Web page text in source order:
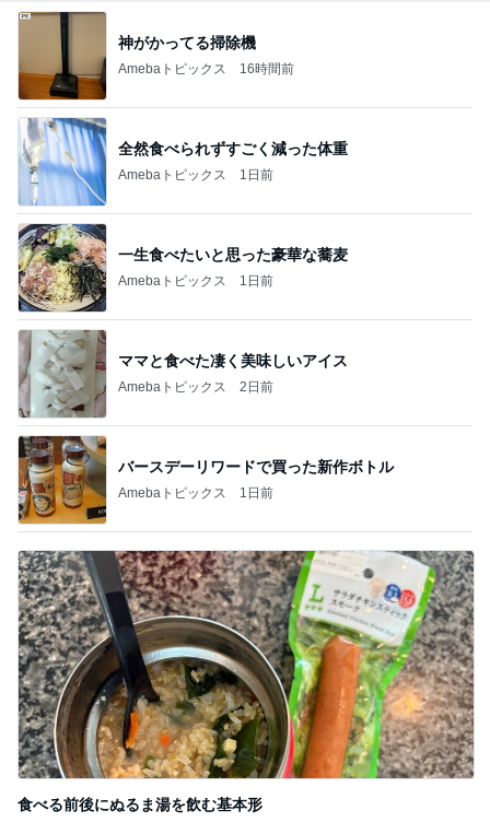
神がかってる掃除機
Amebaトピックス 16時間前
全然食べられずすごく減った体重
Amebaトピックス 1日前
一生食べたいと思った豪華な蕎麦
Amebaトピックス 1日前
ママと食べた凄く美味しいアイス
Amebaトピックス 2日前
バースデーリワードで買った新作ボトル
Amebaトピックス 1日前
食べる前後にぬるま湯を飲む基本形